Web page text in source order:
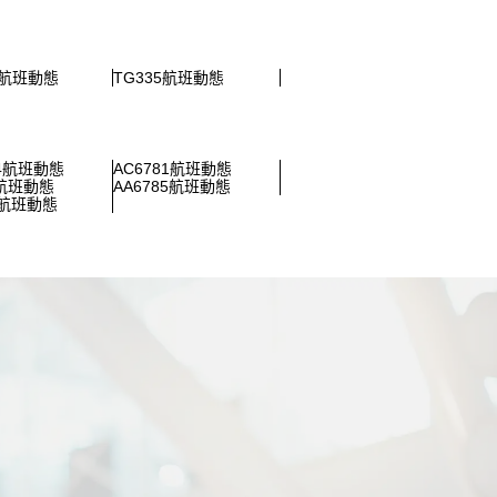
班動態
TG335航班動態
班動態
AC6781航班動態
班動態
AA6785航班動態
班動態